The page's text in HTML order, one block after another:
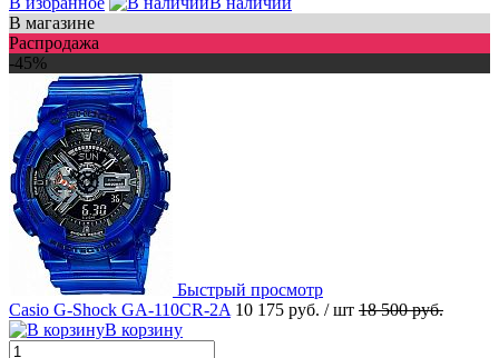
В магазине
Распродажа
-45%
Быстрый просмотр
Casio G-Shock GA-110CR-2A 10 175 руб. / шт 18 500 руб.
В корзину